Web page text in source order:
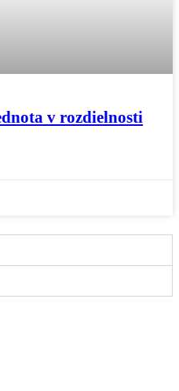
v rozdielnosti